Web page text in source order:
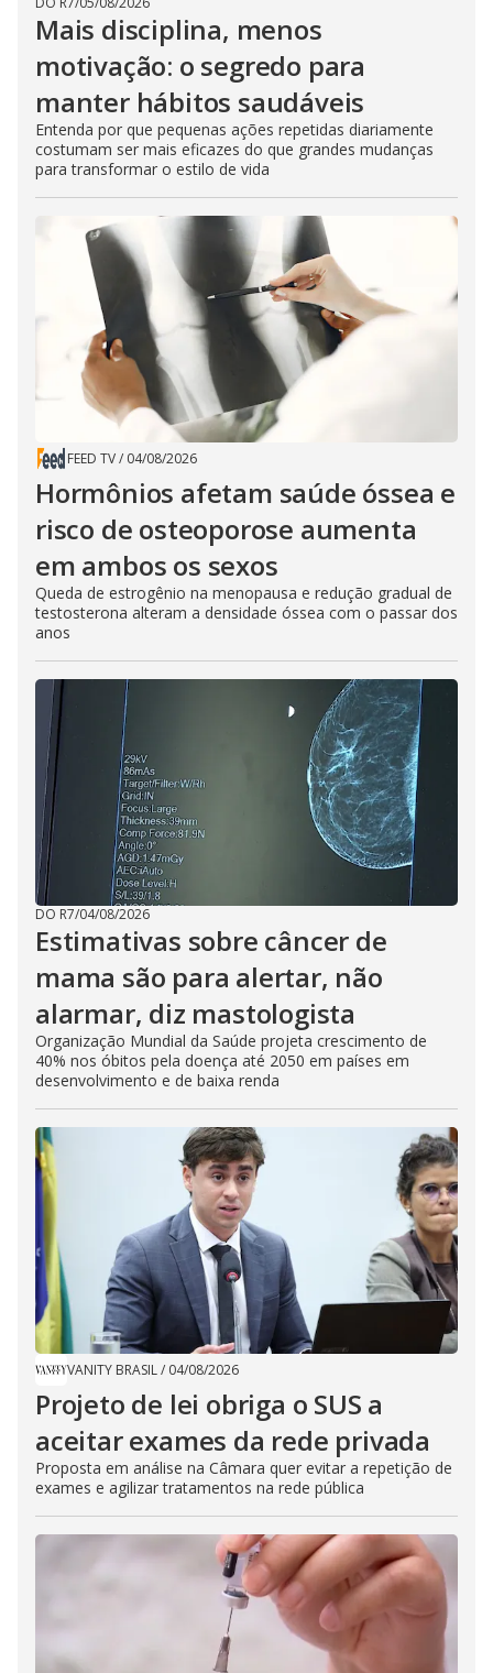
Mais disciplina, menos
motivação: o segredo para
manter hábitos saudáveis
Entenda por que pequenas ações repetidas diariamente
costumam ser mais eficazes do que grandes mudanças
para transformar o estilo de vida
FEED TV/ 04/08/2026
Hormônios afetam saúde óssea e
risco de osteoporose aumenta
em ambos os sexos
Queda de estrogênio na menopausa e redução gradual de
testosterona alteram a densidade óssea com o passar dos
anos
DO R7/04/08/2026
Estimativas sobre câncer de
mama são para alertar, não
alarmar, diz mastologista
Organização Mundial da Saúde projeta crescimento de
40% nos óbitos pela doença até 2050 em países em
desenvolvimento e de baixa renda
VANITY BRASIL/ 04/08/2026
Projeto de lei obriga o SUS a
aceitar exames da rede privada
Proposta em análise na Câmara quer evitar a repetição de
exames e agilizar tratamentos na rede pública